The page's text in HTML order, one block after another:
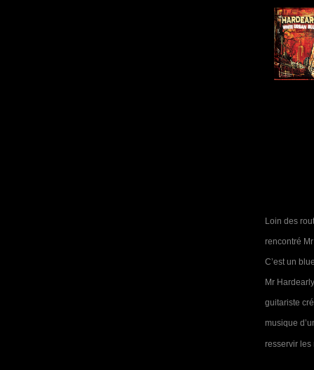
Loin des
rencontré
C’est un
Mr
guitariste
musique
resservir les